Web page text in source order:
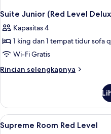
Suite Junior (Red Level
Kapasitas 4
1 king dan 1 tempat tidur sofa
Wi-Fi Gratis
Rincian selengkapnya
Rincian
Suite
Junior
(Red
Lihat
semua
4
Supreme Room Red Level